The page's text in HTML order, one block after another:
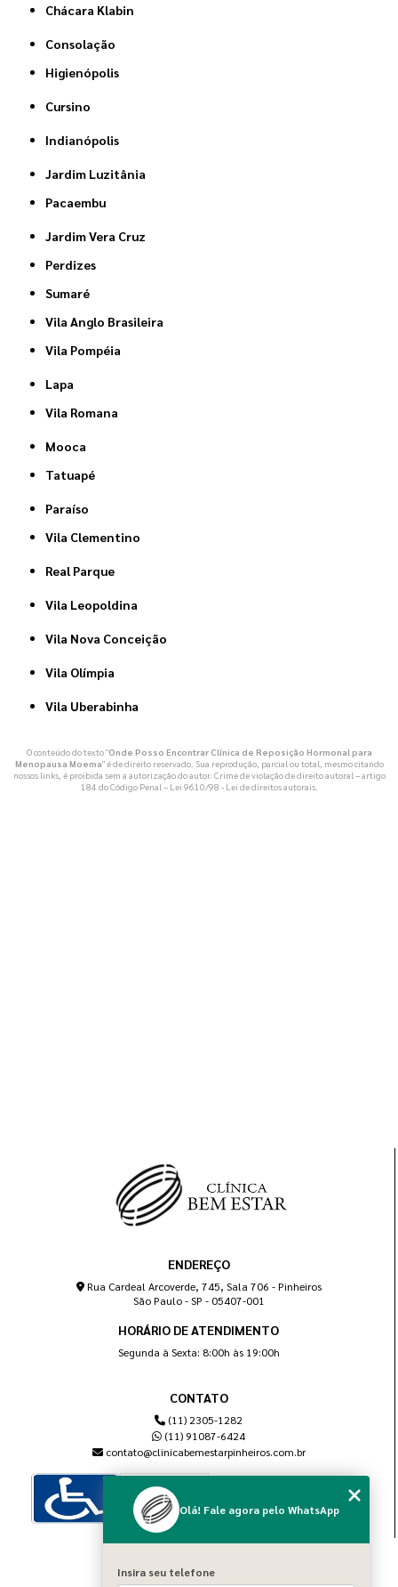
Chácara Klabin
Consolação
Higienópolis
Cursino
Indianópolis
Jardim Luzitânia
Pacaembu
Jardim Vera Cruz
Perdizes
Sumaré
Vila Anglo Brasileira
Vila Pompéia
Lapa
Vila Romana
Mooca
Tatuapé
Paraíso
Vila Clementino
Real Parque
Vila Leopoldina
Vila Nova Conceição
Vila Olímpia
Vila Uberabinha
O conteúdo do texto "Onde Posso Encontrar Clínica de Reposição Hormonal para
Menopausa Moema" é de direito reservado. Sua reprodução, parcial ou total, mesmo citando
nossos links, é proibida sem a autorização do autor. Crime de violação de direito autoral – artigo
184 do Código Penal – Lei 9610/98 - Lei de direitos autorais.
ENDEREÇO
Rua Cardeal Arcoverde, 745, Sala 706 - Pinheiros
São Paulo - SP - 05407-001
HORÁRIO DE ATENDIMENTO
Segunda à Sexta: 8:00h às 19:00h
CONTATO
(11) 2305-1282
(11) 91087-6424
contato@clinicabemestarpinheiros.com.br
Olá! Fale agora pelo WhatsApp
Insira seu telefone